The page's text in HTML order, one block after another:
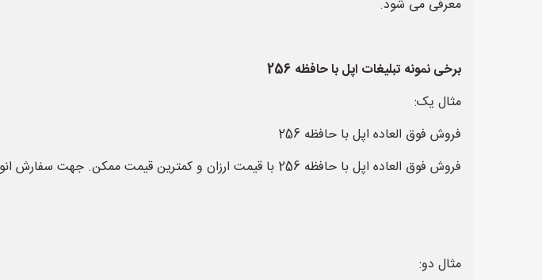
معرفی می شود.
برخی نمونه تبلیغات اپل با حافظه 256
مثال یک:
فروش فوق العاده اپل با حافظه 256
فروش فوق العاده اپل با حافظه 256 با قیمت ارزان و کمترین قیمت ممکن. جهت سفارش انواع اپل با حافظه 256 با شماره تلفن های ... تماس حاصل نمایید.
مثال دو: